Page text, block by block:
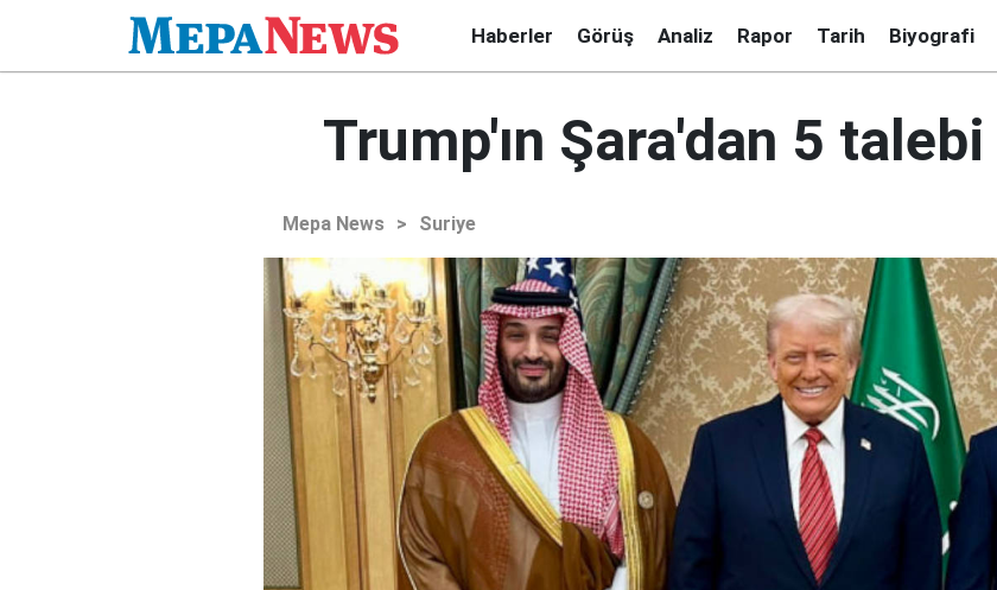
Haberler Görüş Analiz Rapor Tarih Biyografi
Trump'ın Şara'dan 5 talebi
Mepa News > Suriye